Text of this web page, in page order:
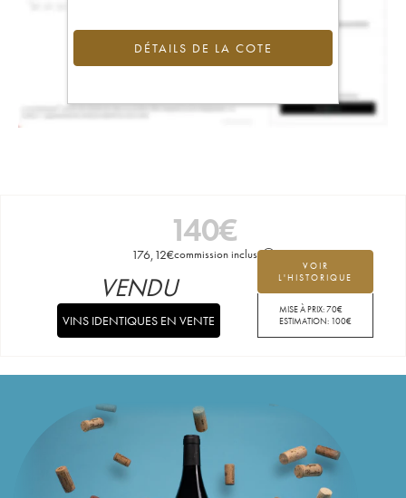
DÉTAILS DE LA COTE
140€
176,12€commission incluse
VOIR
L'HISTORIQUE
MISE À PRIX:70€
ESTIMATION: 100€
VENDU
VINS IDENTIQUES EN VENTE